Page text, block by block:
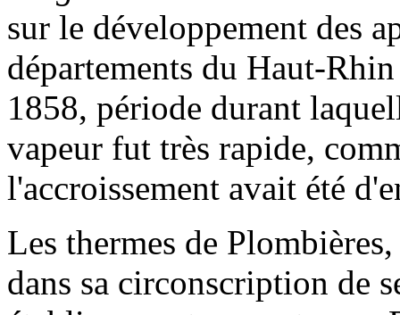
sur le développement des
départements du Haut-
1858, période durant
vapeur fut très rapide,
l'accroissement avait été
Les thermes de
dans sa circonscription de